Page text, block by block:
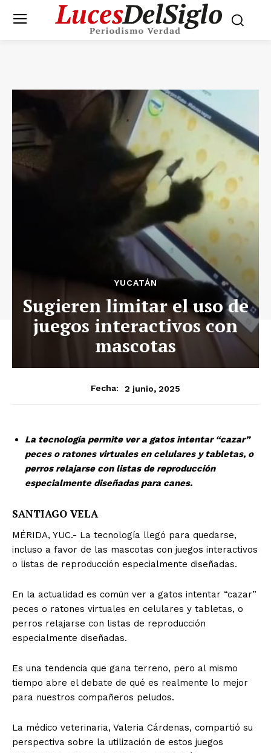
YUCATÁN
Sugieren limitar el uso de
juegos interactivos con
mascotas
Fecha: 2 junio, 2025
La tecnología permite ver a gatos intentar “cazar”
peces o ratones virtuales en celulares y tabletas, o
perros relajarse con listas de reproducción
especialmente diseñadas para canes.
SANTIAGO VELA
MÉRIDA, YUC.- La tecnología llegó para quedarse,
incluso a favor de las mascotas con juegos interactivos
o listas de reproducción especialmente diseñadas.
En la actualidad es común ver a gatos intentar “cazar”
peces o ratones virtuales en celulares y tabletas, o
perros relajarse con listas de reproducción
especialmente diseñadas.
Es una tendencia que gana terreno, pero al mismo
tiempo abre el debate de qué es realmente lo mejor
para nuestros compañeros peludos.
La médico veterinaria, Valeria Cárdenas, compartió su
perspectiva sobre la utilización de estos juegos